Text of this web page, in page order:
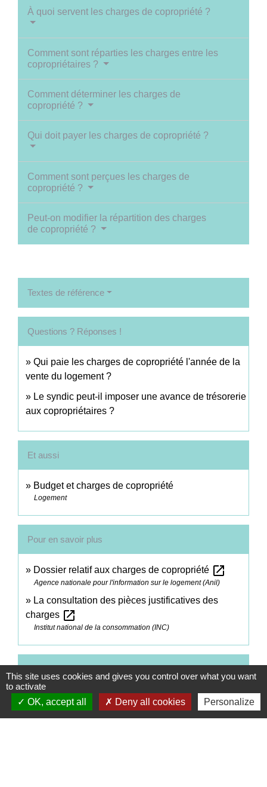
À quoi servent les charges de copropriété ?
Comment sont réparties les charges entre les
copropriétaires ?
Comment déterminer les charges de
copropriété ?
Qui doit payer les charges de copropriété ?
Comment sont perçues les charges de
copropriété ?
Peut-on modifier la répartition des charges
de copropriété ?
Textes de référence
Questions ? Réponses !
Qui paie les charges de copropriété l'année de la
vente du logement ?
Le syndic peut-il imposer une avance de trésorerie
aux copropriétaires ?
Et aussi
Budget et charges de copropriété
Logement
Pour en savoir plus
Dossier relatif aux charges de copropriété open_in_new
Agence nationale pour l'information sur le logement (Anil)
La consultation des pièces justificatives des
charges open_in_new
Institut national de la consommation (INC)
J'achète un logement
This site uses cookies and gives you control over what you want
to activate
OK, accept all
Deny all cookies Personalize